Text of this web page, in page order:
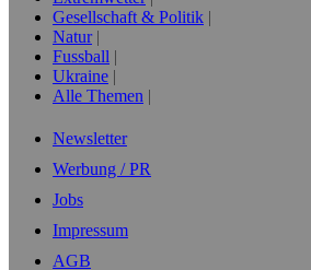
Gesellschaft & Politik
Natur
Fussball
Ukraine
Alle Themen
Newsletter
Werbung / PR
Jobs
Impressum
AGB